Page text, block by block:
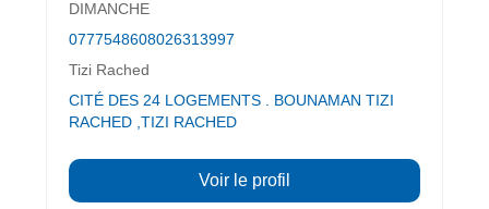
DIMANCHE
0777548608026313997
Tizi Rached
CITÉ DES 24 LOGEMENTS . BOUNAMAN TIZI
RACHED ,TIZI RACHED
Voir le profil